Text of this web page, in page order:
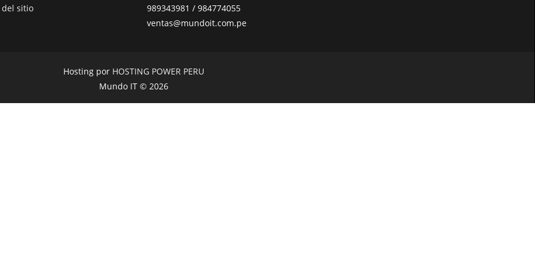
del sitio
989343981 / 984774055
ventas@mundoit.com.pe
Hosting por HOSTING POWER PERU
Mundo IT © 2026